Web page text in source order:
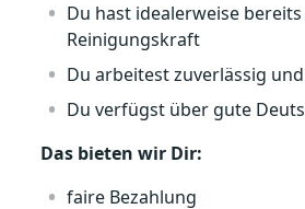
Du hast idealerweise
Reinigungskraft
Du arbeitest zuverlässig
Du verfügst über gute
Das bieten wir Dir:
faire Bezahlung